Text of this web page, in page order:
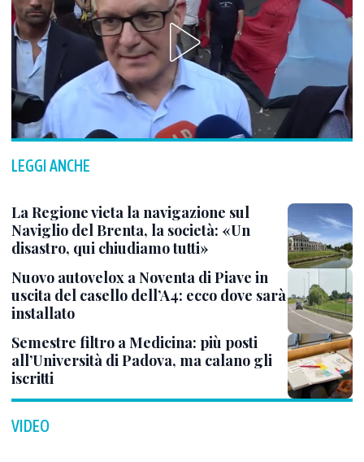
LEGGI ANCHE
La Regione vieta la navigazione sul
Naviglio del Brenta, la società: «Un
disastro, qui chiudiamo tutti»
Nuovo autovelox a Noventa di Piave in
uscita del casello dell’A4: ecco dove sarà
installato
Semestre filtro a Medicina: più posti
all’Università di Padova, ma calano gli
iscritti
VIDEO